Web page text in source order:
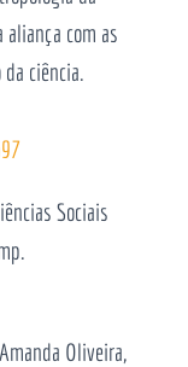
aliança com as
ciência.
Sociais
Oliveira,